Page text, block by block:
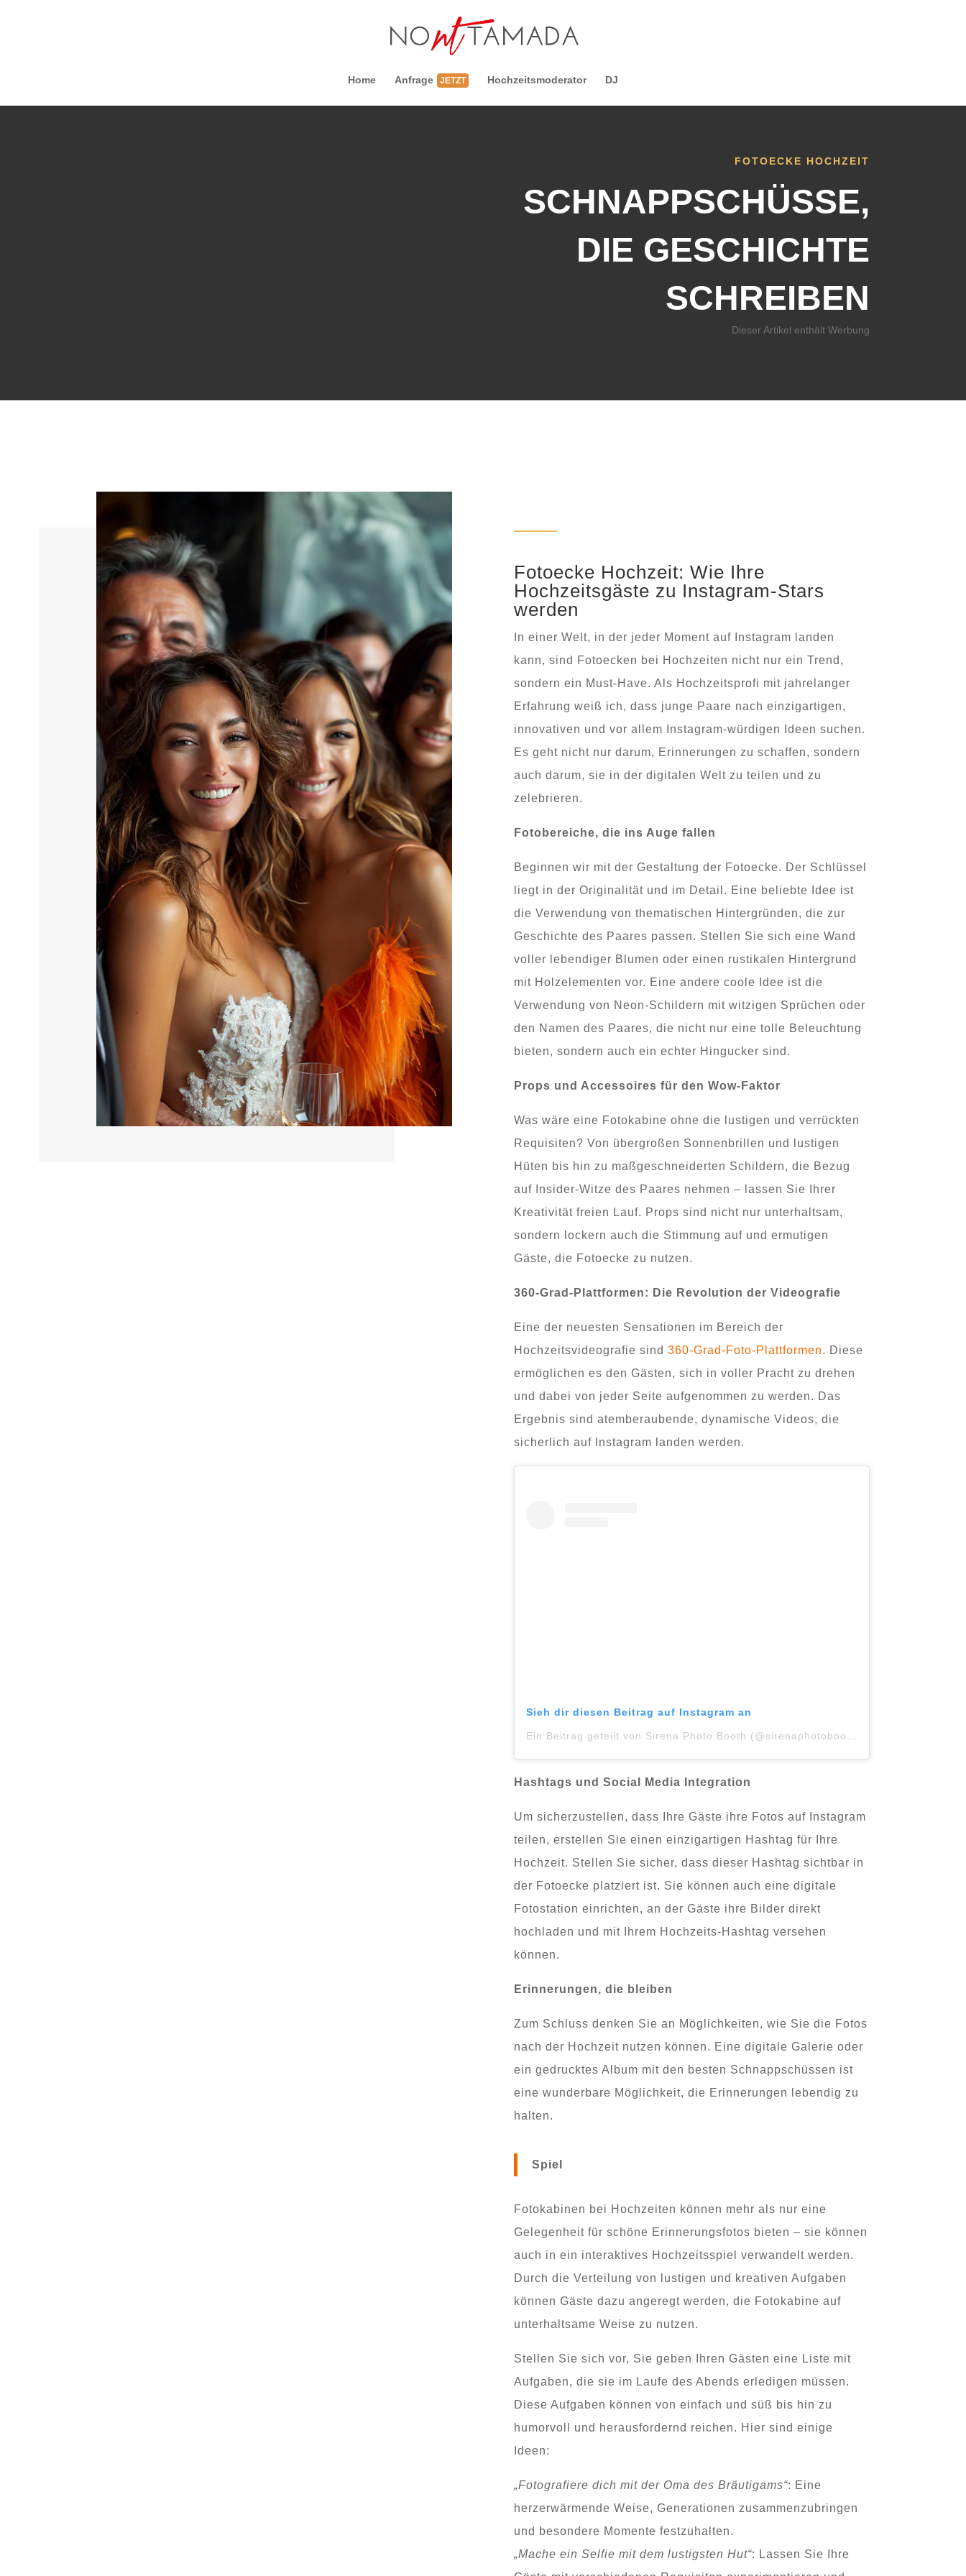
Home Anfrage JETZT Hochzeitsmoderator DJ
FOTOECKE HOCHZEIT
SCHNAPPSCHÜSSE,
DIE GESCHICHTE
SCHREIBEN
Dieser Artikel enthält Werbung
Fotoecke Hochzeit: Wie Ihre
Hochzeitsgäste zu Instagram-Stars
werden
In einer Welt, in der jeder Moment auf Instagram landen
kann, sind Fotoecken bei Hochzeiten nicht nur ein Trend,
sondern ein Must-Have. Als Hochzeitsprofi mit jahrelanger
Erfahrung weiß ich, dass junge Paare nach einzigartigen,
innovativen und vor allem Instagram-würdigen Ideen suchen.
Es geht nicht nur darum, Erinnerungen zu schaffen, sondern
auch darum, sie in der digitalen Welt zu teilen und zu
zelebrieren.
Fotobereiche, die ins Auge fallen
Beginnen wir mit der Gestaltung der Fotoecke. Der Schlüssel
liegt in der Originalität und im Detail. Eine beliebte Idee ist
die Verwendung von thematischen Hintergründen, die zur
Geschichte des Paares passen. Stellen Sie sich eine Wand
voller lebendiger Blumen oder einen rustikalen Hintergrund
mit Holzelementen vor. Eine andere coole Idee ist die
Verwendung von Neon-Schildern mit witzigen Sprüchen oder
den Namen des Paares, die nicht nur eine tolle Beleuchtung
bieten, sondern auch ein echter Hingucker sind.
Props und Accessoires für den Wow-Faktor
Was wäre eine Fotokabine ohne die lustigen und verrückten
Requisiten? Von übergroßen Sonnenbrillen und lustigen
Hüten bis hin zu maßgeschneiderten Schildern, die Bezug
auf Insider-Witze des Paares nehmen – lassen Sie Ihrer
Kreativität freien Lauf. Props sind nicht nur unterhaltsam,
sondern lockern auch die Stimmung auf und ermutigen
Gäste, die Fotoecke zu nutzen.
360-Grad-Plattformen: Die Revolution der Videografie
Eine der neuesten Sensationen im Bereich der
Hochzeitsvideografie sind 360-Grad-Foto-Plattformen. Diese
ermöglichen es den Gästen, sich in voller Pracht zu drehen
und dabei von jeder Seite aufgenommen zu werden. Das
Ergebnis sind atemberaubende, dynamische Videos, die
sicherlich auf Instagram landen werden.
Sieh dir diesen Beitrag auf Instagram an
Hashtags und Social Media Integration
Um sicherzustellen, dass Ihre Gäste ihre Fotos auf Instagram
teilen, erstellen Sie einen einzigartigen Hashtag für Ihre
Hochzeit. Stellen Sie sicher, dass dieser Hashtag sichtbar in
der Fotoecke platziert ist. Sie können auch eine digitale
Fotostation einrichten, an der Gäste ihre Bilder direkt
hochladen und mit Ihrem Hochzeits-Hashtag versehen
können.
Erinnerungen, die bleiben
Zum Schluss denken Sie an Möglichkeiten, wie Sie die Fotos
nach der Hochzeit nutzen können. Eine digitale Galerie oder
ein gedrucktes Album mit den besten Schnappschüssen ist
eine wunderbare Möglichkeit, die Erinnerungen lebendig zu
halten.
Spiel
Fotokabinen bei Hochzeiten können mehr als nur eine
Gelegenheit für schöne Erinnerungsfotos bieten – sie können
auch in ein interaktives Hochzeitsspiel verwandelt werden.
Durch die Verteilung von lustigen und kreativen Aufgaben
können Gäste dazu angeregt werden, die Fotokabine auf
unterhaltsame Weise zu nutzen.
Stellen Sie sich vor, Sie geben Ihren Gästen eine Liste mit
Aufgaben, die sie im Laufe des Abends erledigen müssen.
Diese Aufgaben können von einfach und süß bis hin zu
humorvoll und herausfordernd reichen. Hier sind einige
Ideen:
„Fotografiere dich mit der Oma des Bräutigams“: Eine
herzerwärmende Weise, Generationen zusammenzubringen
und besondere Momente festzuhalten.
„Mache ein Selfie mit dem lustigsten Hut“: Lassen Sie Ihre